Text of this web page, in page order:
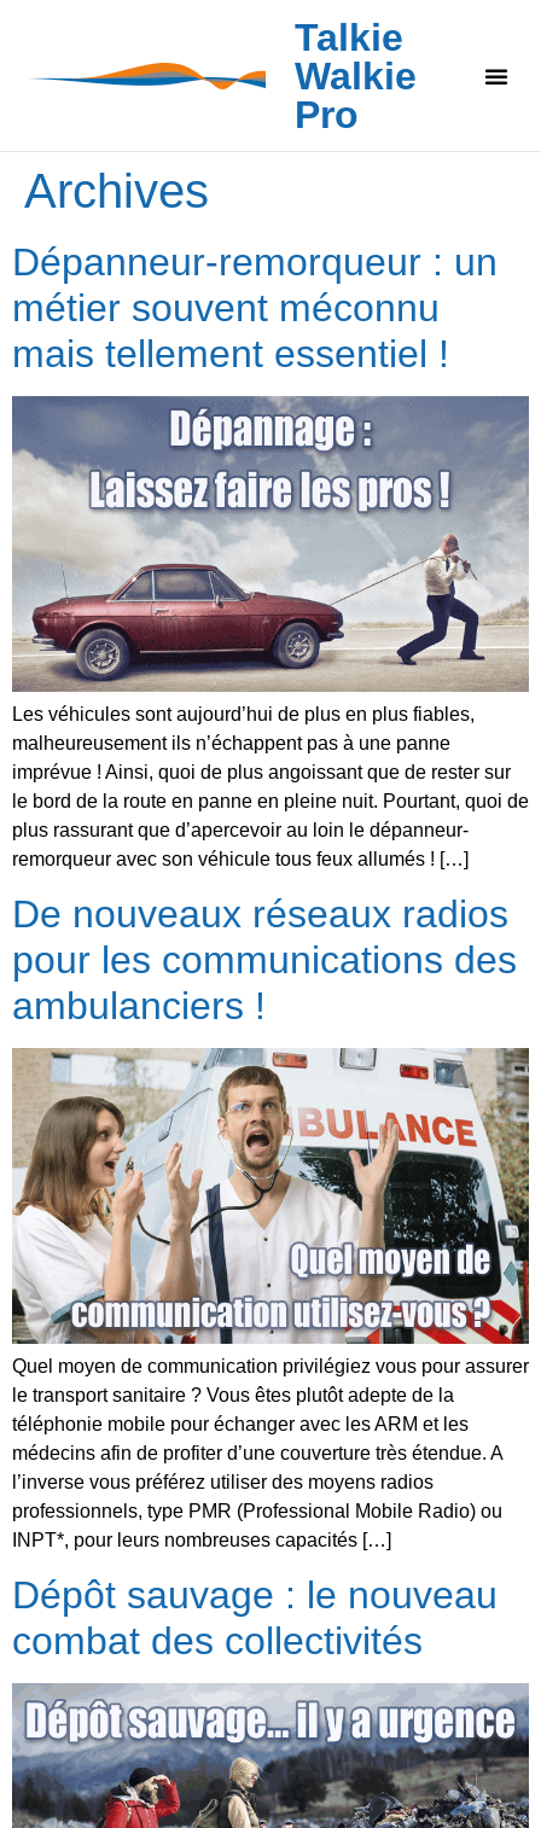
Talkie
Walkie
Pro
Archives
Dépanneur-remorqueur : un
métier souvent méconnu
mais tellement essentiel !
Les véhicules sont aujourd’hui de plus en plus fiables,
malheureusement ils n’échappent pas à une panne
imprévue ! Ainsi, quoi de plus angoissant que de rester sur
le bord de la route en panne en pleine nuit. Pourtant, quoi de
plus rassurant que d’apercevoir au loin le dépanneur-
remorqueur avec son véhicule tous feux allumés ! […]
De nouveaux réseaux radios
pour les communications des
ambulanciers !
Quel moyen de communication privilégiez vous pour assurer
le transport sanitaire ? Vous êtes plutôt adepte de la
téléphonie mobile pour échanger avec les ARM et les
médecins afin de profiter d’une couverture très étendue. A
l’inverse vous préférez utiliser des moyens radios
professionnels, type PMR (Professional Mobile Radio) ou
INPT*, pour leurs nombreuses capacités […]
Dépôt sauvage : le nouveau
combat des collectivités